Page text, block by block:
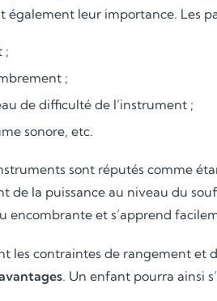
également leur importance. Les
;
;
de difficulté de l’instrument ;
sonore, etc.
sont réputés comme
de la puissance au niveau du
encombrante et s’apprend
les contraintes de rangement et
. Un enfant pourra ainsi